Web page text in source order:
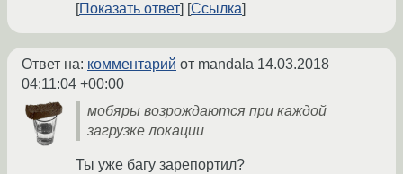
Показать ответ Ссылка
Ответ на: комментарий от mandala 14.03.2018
04:11:04 +00:00
мобяры возрождаются при каждой
загрузке локации
Ты уже багу зарепортил?